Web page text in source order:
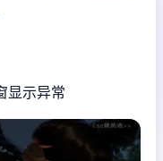
显示异常